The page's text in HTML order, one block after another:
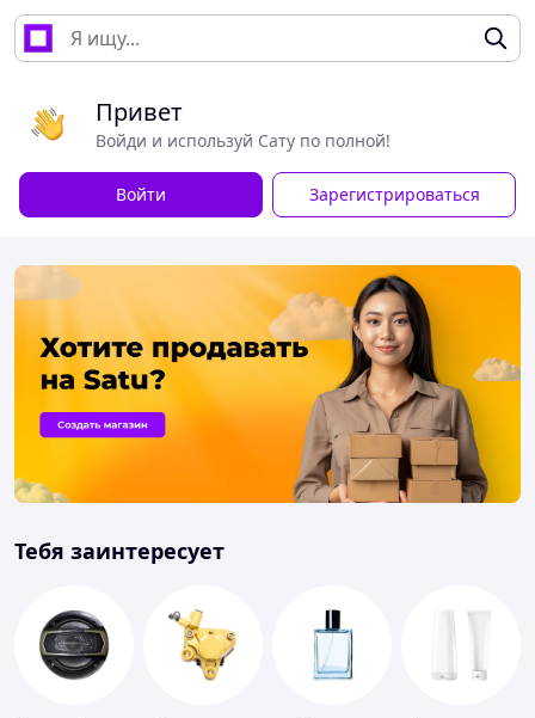
Привет
Войди и используй Сату по полной!
Войти Зарегистрироваться
Тебя заинтересует